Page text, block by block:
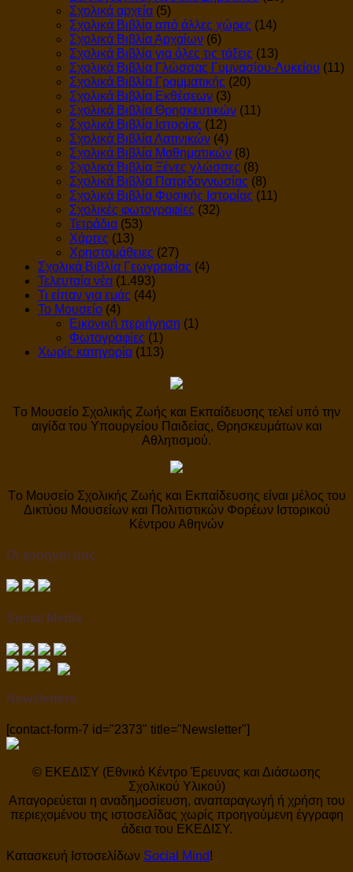
Σχολικά αρχεία (5)
Σχολικά Βιβλία από άλλες χώρες (14)
Σχολικά Βιβλία Αρχαίων (6)
Σχολικά Βιβλία για όλες τις τάξεις (13)
Σχολικά Βιβλία Γλώσσας Γυμνασίου-Λυκείου (11)
Σχολικά Βιβλία Γραμματικής (20)
Σχολικά Βιβλία Εκθέσεων (3)
Σχολικά Βιβλία Θρησκευτικών (11)
Σχολικά Βιβλία Ιστορίας (12)
Σχολικά Βιβλία Λατινικών (4)
Σχολικά Βιβλία Μαθηματικών (8)
Σχολικά Βιβλία Ξένες γλώσσες (8)
Σχολικά Βιβλία Πατριδογνωσίας (8)
Σχολικά Βιβλία Φυσικής Ιστορίας (11)
Σχολικές φωτογραφίες (32)
Τετράδια (53)
Χάρτες (13)
Χρηστομάθειες (27)
Σχολικά Βιβλία Γεωγραφίας (4)
Τελευταία νέα (1.493)
Τι είπαν για εμάς (44)
Το Μουσείο (4)
Εικονική περιήγηση (1)
Φωτογραφίες (1)
Χωρίς κατηγορία (113)
Tο Μουσείο Σχολικής Ζωής και Εκπαίδευσης τελεί υπό την
αιγίδα του Υπουργείου Παιδείας, Θρησκευμάτων και
Αθλητισμού.
Tο Μουσείο Σχολικής Ζωής και Εκπαίδευσης είναι μέλος του
Δικτύου Μουσείων και Πολιτιστικών Φορέων Ιστορικού
Κέντρου Αθηνών
Οι χορηγοί μας
Social Media
Newsletters
[contact-form-7 id="2373" title="Newsletter"]
© ΕΚΕΔΙΣΥ (Εθνικό Κέντρο Έρευνας και Διάσωσης
Σχολικού Υλικού)
Απαγορεύεται η αναδημοσίευση, αναπαραγωγή ή χρήση του
περιεχομένου της ιστοσελίδας χωρίς προηγούμενη έγγραφη
άδεια του ΕΚΕΔΙΣΥ.
Κατασκευή Ιστοσελίδων Social Mind!